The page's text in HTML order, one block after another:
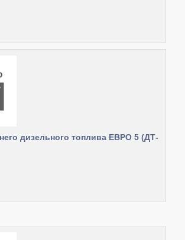
дизельного топлива ЕВРО 5 (ДТ-